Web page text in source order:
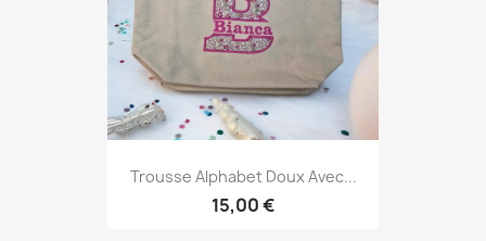
Trousse Alphabet Doux Avec...
15,00 €